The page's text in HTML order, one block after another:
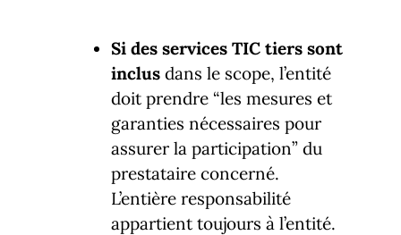
Si des services TIC tiers sont
inclus dans le scope, l’entité
doit prendre “les mesures et
garanties nécessaires pour
assurer la participation” du
prestataire concerné.
L’entière responsabilité
appartient toujours à l’entité.